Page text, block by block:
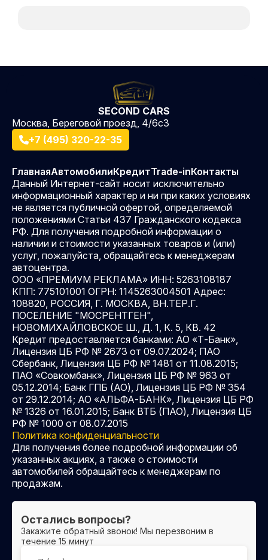
SECOND CARS
Москва, Береговой проезд, 4/6с3
+7 (495) 320-22-35
ГлавнаяАвтомобилиКредитTrade-inКонтакты
Данный Интернет-сайт носит исключительно
информационный характер и ни при каких условиях
не является публичной офертой, определяемой
положениями Статьи 437 Гражданского кодекса
РФ. Для получения подробной информации о
наличии и стоимости указанных товаров и (или)
услуг, пожалуйста, обращайтесь к менеджерам
автоцентра.
ООО «ПРЕМИУМ РЕКЛАМА» ИНН: 5263108187
КПП: 775101001 ОГРН: 1145263004501 Адрес:
108820, РОССИЯ, Г. МОСКВА, ВН.ТЕР.Г.
ПОСЕЛЕНИЕ "МОСРЕНТГЕН",
НОВОМИХАЙЛОВСКОЕ Ш., Д. 1, К. 5, КВ. 42
Кредит предоставляется банками: АО «Т-Банк»,
Лицензия ЦБ РФ № 2673 от 09.07.2024; ПАО
Сбербанк, Лицензия ЦБ РФ № 1481 от 11.08.2015;
ПАО «Совкомбанк», Лицензия ЦБ РФ № 963 от
05.12.2014; Банк ГПБ (АО), Лицензия ЦБ РФ № 354
от 29.12.2014; АО «АЛЬФА-БАНК», Лицензия ЦБ РФ
№ 1326 от 16.01.2015; Банк ВТБ (ПАО), Лицензия ЦБ
РФ № 1000 от 08.07.2015
Политика конфиденциальности
Для получения более подробной информации об
указанных акциях, а также о стоимости
автомобилей обращайтесь к менеджерам по
продажам.
Остались вопросы?
Закажите обратный звонок! Мы перезвоним в
течение 15 минут